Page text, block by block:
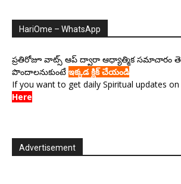
HariOme – WhatsApp
ప్రతిరోజూ వాట్స్ ఆప్ ద్వారా ఆధ్యాత్మిక సమాచారం
పొందాలనుకుంటే ఇక్కడ క్లిక్ చేయండి
If you want to get daily Spiritual updates on
Here
Advertisement